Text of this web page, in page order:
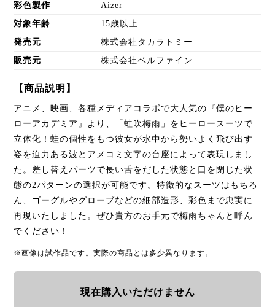
彩色製作 Aizer
対象年齢 15歳以上
発売元 株式会社タカラトミー
販売元 株式会社ベルファイン
【商品説明】
アニメ、映画、各種メディアコラボで大人気の『僕のヒー
ローアカデミア』より、「蛙吹梅雨」をヒーロースーツで
立体化！蛙の個性をもつ彼女が水中から勢いよく飛び出す
姿を迫力ある波とアメコミ文字の台座によって表現しまし
た。差し替えパーツで長い舌をだした状態と口を閉じた状
態の2パターンの選択が可能です。特徴的なスーツはもちろ
ん、ゴーグルやグローブなどの細部造形、彩色まで忠実に
再現いたしました。ぜひ貴方のお手元で梅雨ちゃんと呼ん
でください！
※画像は試作品です。実際の商品とは多少異なります。
現在購入いただけません